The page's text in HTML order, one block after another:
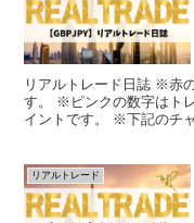
リアルトレード日誌 ※赤
す。 ※ピンクの数字はト
イントです。 ※下記のチ
リアルトレード